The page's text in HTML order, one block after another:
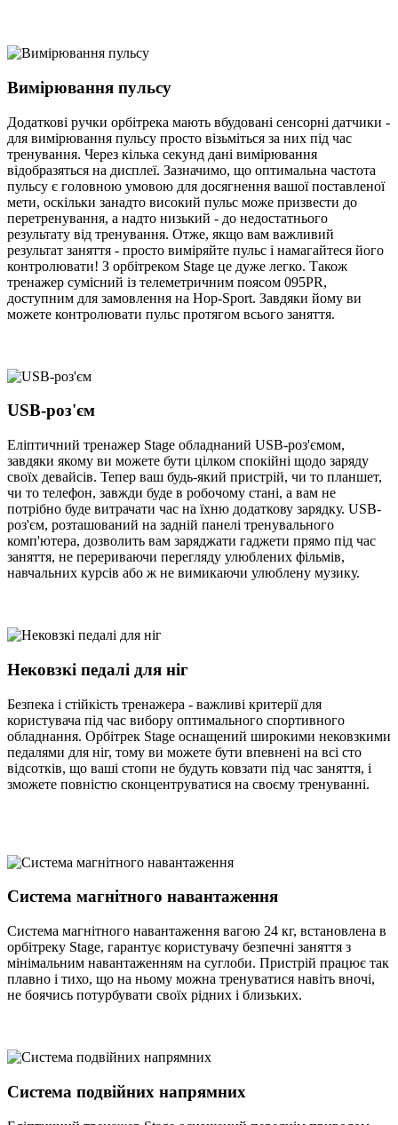
Вимірювання пульсу
Додаткові ручки орбітрека мають вбудовані сенсорні датчики -
для вимірювання пульсу просто візьміться за них під час
тренування. Через кілька секунд дані вимірювання
відобразяться на дисплеї. Зазначимо, що оптимальна частота
пульсу є головною умовою для досягнення вашої поставленої
мети, оскільки занадто високий пульс може призвести до
перетренування, а надто низький - до недостатнього
результату від тренування. Отже, якщо вам важливий
результат заняття - просто виміряйте пульс і намагайтеся його
контролювати! З орбітреком Stage це дуже легко. Також
тренажер сумісний із телеметричним поясом 095PR,
доступним для замовлення на Hop-Sport. Завдяки йому ви
можете контролювати пульс протягом всього заняття.
USB-роз'єм
Еліптичний тренажер Stage обладнаний USB-роз'ємом,
завдяки якому ви можете бути цілком спокійні щодо заряду
своїх девайсів. Тепер ваш будь-який пристрій, чи то планшет,
чи то телефон, завжди буде в робочому стані, а вам не
потрібно буде витрачати час на їхню додаткову зарядку. USB-
роз'єм, розташований на задній панелі тренувального
комп'ютера, дозволить вам заряджати гаджети прямо під час
заняття, не перериваючи перегляду улюблених фільмів,
навчальних курсів або ж не вимикаючи улюблену музику.
Нековзкі педалі для ніг
Безпека і стійкість тренажера - важливі критерії для
користувача під час вибору оптимального спортивного
обладнання. Орбітрек Stage оснащений широкими нековзкими
педалями для ніг, тому ви можете бути впевнені на всі сто
відсотків, що ваші стопи не будуть ковзати під час заняття, і
зможете повністю сконцентруватися на своєму тренуванні.
Система магнітного навантаження
Система магнітного навантаження вагою 24 кг, встановлена в
орбітреку Stage, гарантує користувачу безпечні заняття з
мінімальним навантаженням на суглоби. Пристрій працює так
плавно і тихо, що на ньому можна тренуватися навіть вночі,
не боячись потурбувати своїх рідних і близьких.
Система подвійних напрямних